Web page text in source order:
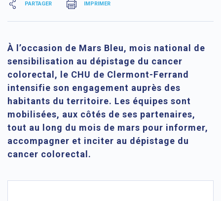
PARTAGER IMPRIMER
À l’occasion de Mars Bleu, mois national de
sensibilisation au dépistage du cancer
colorectal, le CHU de Clermont-Ferrand
intensifie son engagement auprès des
habitants du territoire. Les équipes sont
mobilisées, aux côtés de ses partenaires,
tout au long du mois de mars pour informer,
accompagner et inciter au dépistage du
cancer colorectal.